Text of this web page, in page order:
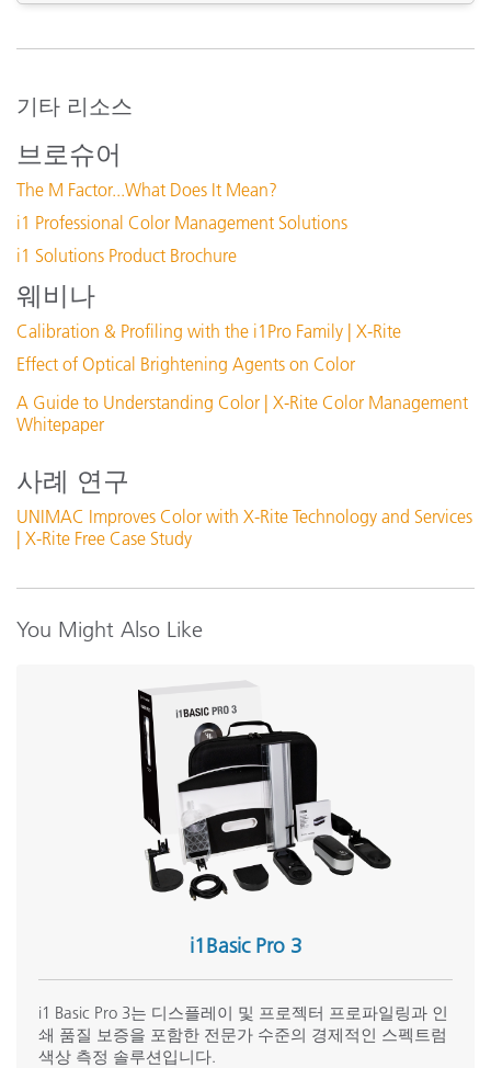
i1Profiler (i1Publish) v3.8.7
X-Rite Device Services v3.1.133 (PC Only)
X-Rite Device Services v3.0.128 (Mac Only)
X-Rite Device Services v3.1.119 (PC Only)
지원 문서 :
X-Rite Device Services Certificate Expiration - Windows 10
i1Devices and ProfileMaker 5 support
Color Control Freak (Color Management eLearning
Connectivity Issues With USB 3.0
주요 교육
Online Training / eLearning:
Color Theory Training: The Numbers of Color
모든 교육 보기
기타 리소스
브로슈어
The M Factor...What Does It Mean?
i1 Professional Color Management Solutions
i1 Solutions Product Brochure
웨비나
Calibration & Profiling with the i1Pro Family | X-Rite
Effect of Optical Brightening Agents on Color
A Guide to Understanding Color | X-Rite Color Management
Whitepaper
사례 연구
UNIMAC Improves Color with X-Rite Technology and Services
| X-Rite Free Case Study
You Might Also Like
i1Basic Pro 3
i1 Basic Pro 3는 디스플레이 및 프로젝터 프로파일링과 인
쇄 품질 보증을 포함한 전문가 수준의 경제적인 스펙트럼
색상 측정 솔루션입니다.